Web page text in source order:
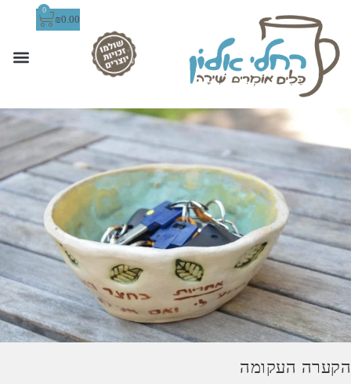
₪0.00
0
הקערה העקומה